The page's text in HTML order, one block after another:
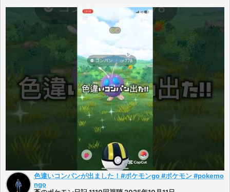
色違いコンパンが出ました！#ポケモンgo #ポケモン #pokemo
ngo